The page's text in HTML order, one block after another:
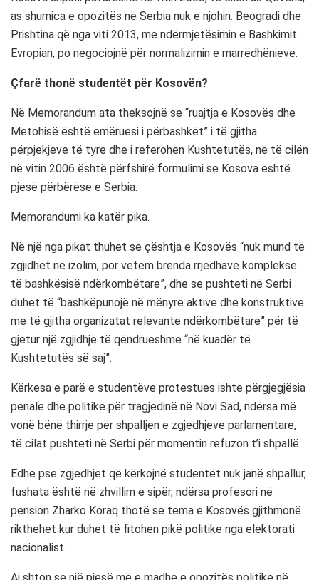
as shumica e opozitës në Serbia nuk e njohin. Beogradi dhe
Prishtina që nga viti 2013, me ndërmjetësimin e Bashkimit
Evropian, po negociojnë për normalizimin e marrëdhënieve.
Çfarë thonë studentët për Kosovën?
Në Memorandum ata theksojnë se “ruajtja e Kosovës dhe
Metohisë është emëruesi i përbashkët” i të gjitha
përpjekjeve të tyre dhe i referohen Kushtetutës, në të cilën
në vitin 2006 është përfshirë formulimi se Kosova është
pjesë përbërëse e Serbia.
Memorandumi ka katër pika.
Në një nga pikat thuhet se çështja e Kosovës “nuk mund të
zgjidhet në izolim, por vetëm brenda rrjedhave komplekse
të bashkësisë ndërkombëtare”, dhe se pushteti në Serbi
duhet të “bashkëpunojë në mënyrë aktive dhe konstruktive
me të gjitha organizatat relevante ndërkombëtare” për të
gjetur një zgjidhje të qëndrueshme “në kuadër të
Kushtetutës së saj”.
Kërkesa e parë e studentëve protestues ishte përgjegjësia
penale dhe politike për tragjedinë në Novi Sad, ndërsa më
vonë bënë thirrje për shpalljen e zgjedhjeve parlamentare,
të cilat pushteti në Serbi për momentin refuzon t’i shpallë.
Edhe pse zgjedhjet që kërkojnë studentët nuk janë shpallur,
fushata është në zhvillim e sipër, ndërsa profesori në
pension Zharko Koraq thotë se tema e Kosovës gjithmonë
rikthehet kur duhet të fitohen pikë politike nga elektorati
nacionalist.
Ai shton se një pjesë më e madhe e opozitës politike në